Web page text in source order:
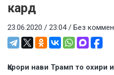
кард
23.06.2020 / 23:04 / Без
Қарори нави Трамп то охири